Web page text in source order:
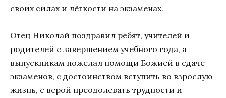
своих силах и лёгкости на экзаменах.
Отец Николай поздравил ребят, учителей и
родителей с завершением учебного года, а
выпускникам пожелал помощи Божией в сдаче
экзаменов, с достоинством вступить во взрослую
жизнь, с верой преодолевать трудности и